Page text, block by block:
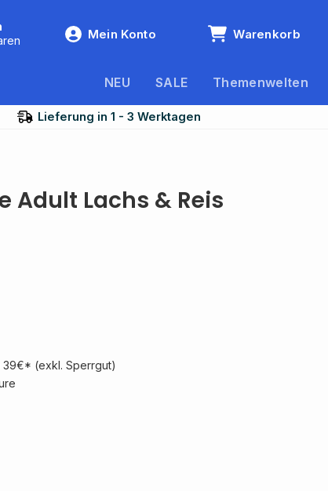
Mein Konto
Warenkorb
Warenkorb
NEU SALE Themenwelten
Lieferung in 1 - 3 Werktagen
Adult Lachs & Reis
39€* (exkl. Sperrgut)